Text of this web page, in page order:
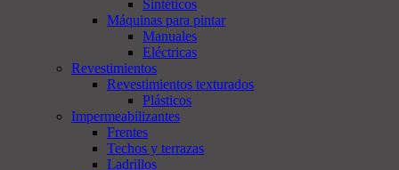
Sintéticos
Máquinas para pintar
Manuales
Eléctricas
Revestimientos
Revestimientos texturados
Plásticos
Impermeabilizantes
Frentes
Techos y terrazas
Ladrillos